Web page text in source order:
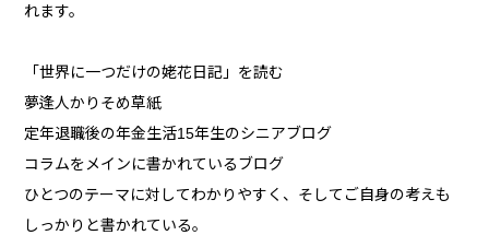
れます。
「世界に一つだけの姥花日記」を読む
夢逢人かりそめ草紙
定年退職後の年金生活15年生のシニアブログ
コラムをメインに書かれているブログ
ひとつのテーマに対してわかりやすく、そしてご自身の考えも
しっかりと書かれている。